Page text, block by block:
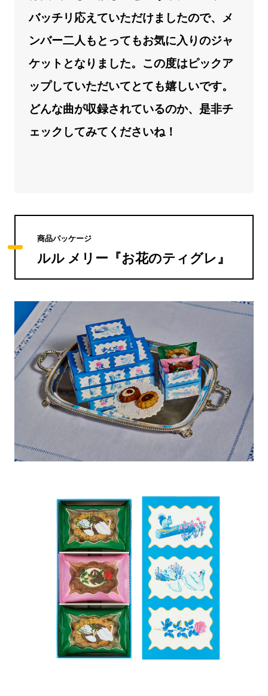
バッチリ応えていただけましたので、メ
ンバー二人もとってもお気に入りのジャ
ケットとなりました。この度はピックア
ップしていただいてとても嬉しいです。
どんな曲が収録されているのか、是非チ
ェックしてみてくださいね！
商品パッケージ
ルル メリー『お花のティグレ』